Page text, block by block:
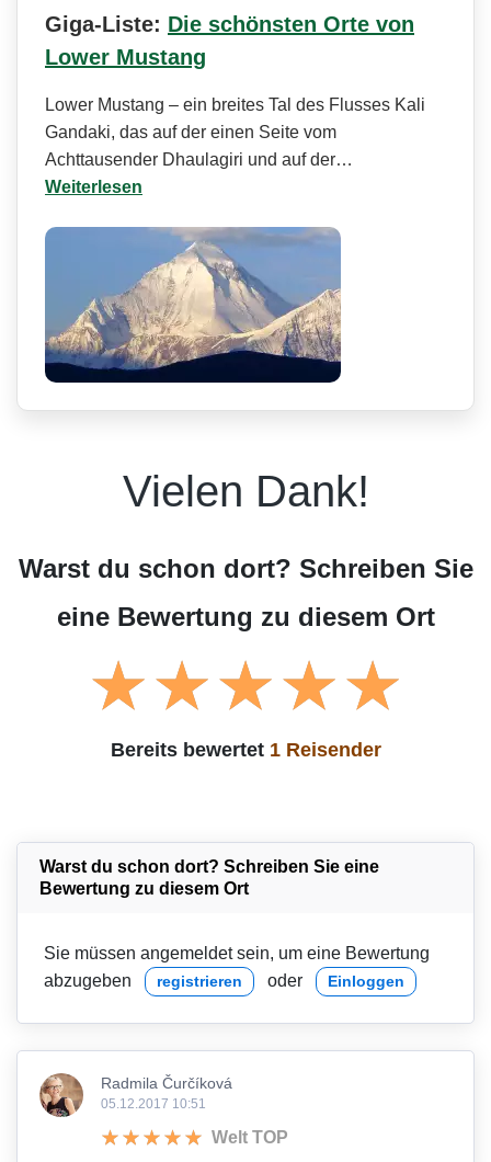
Giga-Liste: Die schönsten Orte von
Lower Mustang
Lower Mustang – ein breites Tal des Flusses Kali
Gandaki, das auf der einen Seite vom
Achttausender Dhaulagiri und auf der…
Weiterlesen
Vielen Dank!
Warst du schon dort? Schreiben Sie
eine Bewertung zu diesem Ort
Bereits bewertet 1 Reisender
Warst du schon dort? Schreiben Sie eine
Bewertung zu diesem Ort
Sie müssen angemeldet sein, um eine Bewertung
abzugeben
registrieren oder Einloggen
Radmila Čurčíková
05.12.2017 10:51
Welt TOP